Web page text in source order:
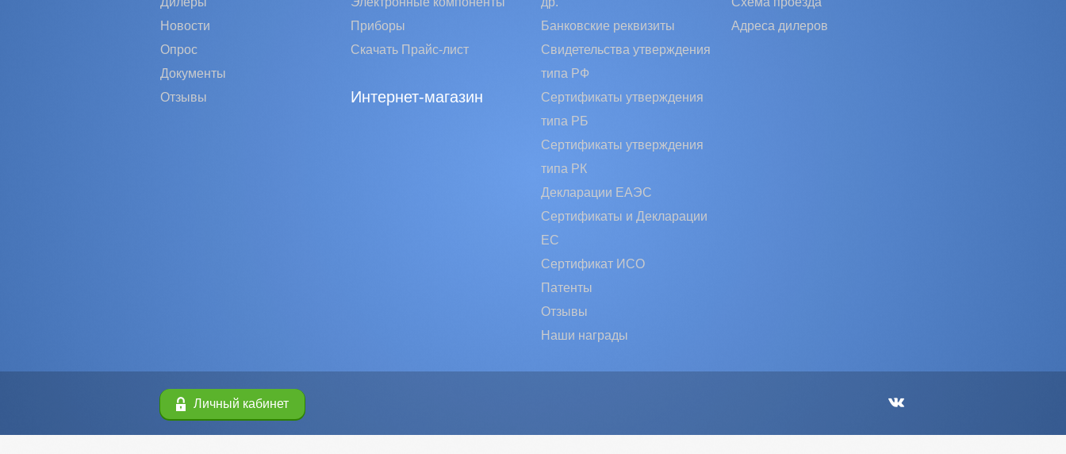
Новости
Опрос
Документы
Отзывы
Приборы
Скачать Прайс-лист
Интернет-магазин
Банковские реквизиты
Свидетельства утверждения
типа РФ
Сертификаты утверждения
типа РБ
Сертификаты утверждения
типа РК
Декларации ЕАЭС
Сертификаты и Декларации
EC
Сертификат ИСО
Патенты
Отзывы
Наши награды
Адреса дилеров
Личный кабинет